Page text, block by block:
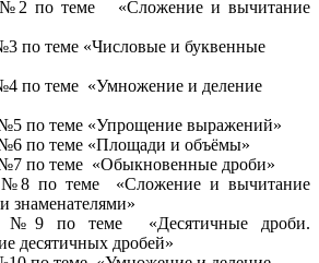
№2 по теме «Сложение и вычитание
по теме «Числовые и буквенные
по теме «Умножение и деление
по теме «Упрощение выражений»
по теме «Площади и объёмы»
по теме «Обыкновенные дроби»
№8 по теме «Сложение и вычитание
знаменателями»
№9 по теме «Десятичные дроби.
десятичных дробей»